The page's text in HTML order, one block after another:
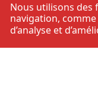
Nous utilisons des
navigation,
d’analyse et